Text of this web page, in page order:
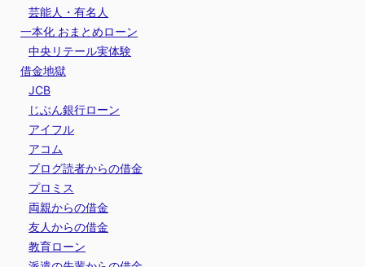
芸能人・有名人
一本化 おまとめローン
中央リテール実体験
借金地獄
JCB
じぶん銀行ローン
アイフル
アコム
ブログ読者からの借金
プロミス
両親からの借金
友人からの借金
教育ローン